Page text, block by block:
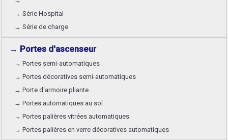
→ Série Hospital
→ Série de charge
→ Portes d'ascenseur
→ Portes semi-automatiques
→ Portes décoratives semi-automatiques
→ Porte d'armoire pliante
→ Portes automatiques au sol
→ Portes palières vitrées automatiques
→ Portes palières en verre décoratives automatiques